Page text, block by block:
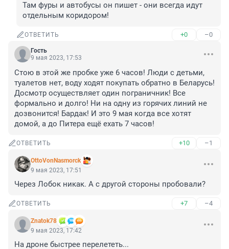
Там фуры и автобусы он пишет - они всегда идут
отдельным коридором!
ОТВЕТИТЬ +0 –0
Гость
9 мая 2023, 17:53
Стою в этой же пробке уже 6 часов! Люди с детьми,
туалетов нет, воду ходят покупать обратно в Беларусь!
Досмотр осуществляет один пограничник! Все
формально и долго! Ни на одну из горячих линий не
дозвонится! Бардак! И это 9 мая когда все хотят
домой, а до Питера ещё ехать 7 часов!
ОТВЕТИТЬ +10 –1
OttoVonNasmorck
9 мая 2023, 17:51
Через Лобок никак. А с другой стороны пробовали?
ОТВЕТИТЬ +7 –4
Znatok78
9 мая 2023, 17:42
На дроне быстрее перелететь...